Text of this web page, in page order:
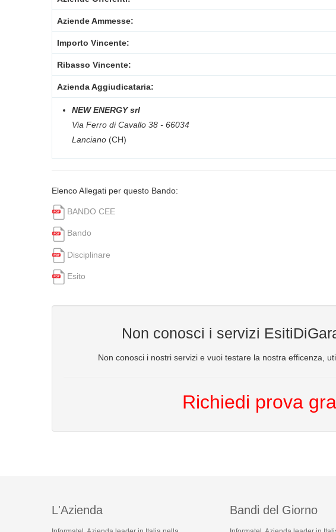
Aziende Ammesse:
Importo Vincente:
Ribasso Vincente:
Azienda Aggiudicataria:
NEW ENERGY srl
Via Ferro di Cavallo 38 - 66034
Lanciano (CH)
Elenco Allegati per questo Bando:
BANDO CEE
Bando
Disciplinare
Esito
Non conosci i servizi
Non conosci i nostri servizi e vuoi testare la nostra efficenza,
Richiedi prova
L'Azienda Bandi del Giorno